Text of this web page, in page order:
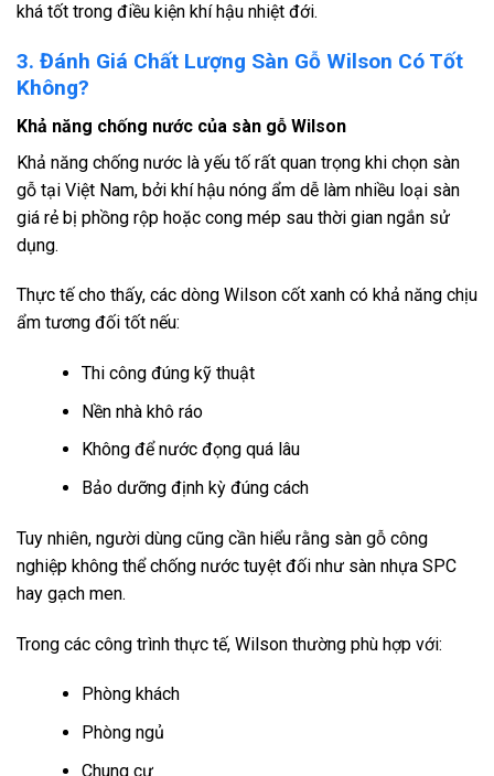
khá tốt trong điều kiện khí hậu nhiệt đới.
3. Đánh Giá Chất Lượng Sàn Gỗ Wilson Có Tốt
Không?
Khả năng chống nước của sàn gỗ Wilson
Khả năng chống nước là yếu tố rất quan trọng khi chọn sàn
gỗ tại Việt Nam, bởi khí hậu nóng ẩm dễ làm nhiều loại sàn
giá rẻ bị phồng rộp hoặc cong mép sau thời gian ngắn sử
dụng.
Thực tế cho thấy, các dòng Wilson cốt xanh có khả năng chịu
ẩm tương đối tốt nếu:
Thi công đúng kỹ thuật
Nền nhà khô ráo
Không để nước đọng quá lâu
Bảo dưỡng định kỳ đúng cách
Tuy nhiên, người dùng cũng cần hiểu rằng sàn gỗ công
nghiệp không thể chống nước tuyệt đối như sàn nhựa SPC
hay gạch men.
Trong các công trình thực tế, Wilson thường phù hợp với:
Phòng khách
Phòng ngủ
Chung cư